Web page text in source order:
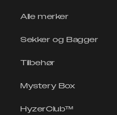
Alle merker
Sekker og Bagger
Tilbehør
Mystery Box
HyzerClub™